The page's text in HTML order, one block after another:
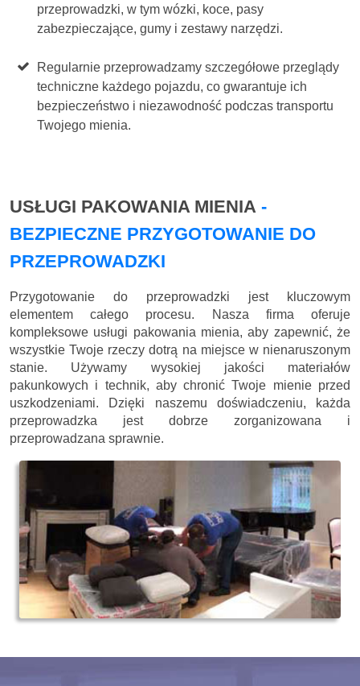
przeprowadzki, w tym wózki, koce, pasy
zabezpieczające, gumy i zestawy narzędzi.
Regularnie przeprowadzamy szczegółowe przeglądy
techniczne każdego pojazdu, co gwarantuje ich
bezpieczeństwo i niezawodność podczas transportu
Twojego mienia.
USŁUGI PAKOWANIA MIENIA -
BEZPIECZNE PRZYGOTOWANIE DO
PRZEPROWADZKI
Przygotowanie do przeprowadzki jest kluczowym
elementem całego procesu. Nasza firma oferuje
kompleksowe usługi pakowania mienia, aby zapewnić, że
wszystkie Twoje rzeczy dotrą na miejsce w nienaruszonym
stanie. Używamy wysokiej jakości materiałów
pakunkowych i technik, aby chronić Twoje mienie przed
uszkodzeniami. Dzięki naszemu doświadczeniu, każda
przeprowadzka jest dobrze zorganizowana i
przeprowadzana sprawnie.